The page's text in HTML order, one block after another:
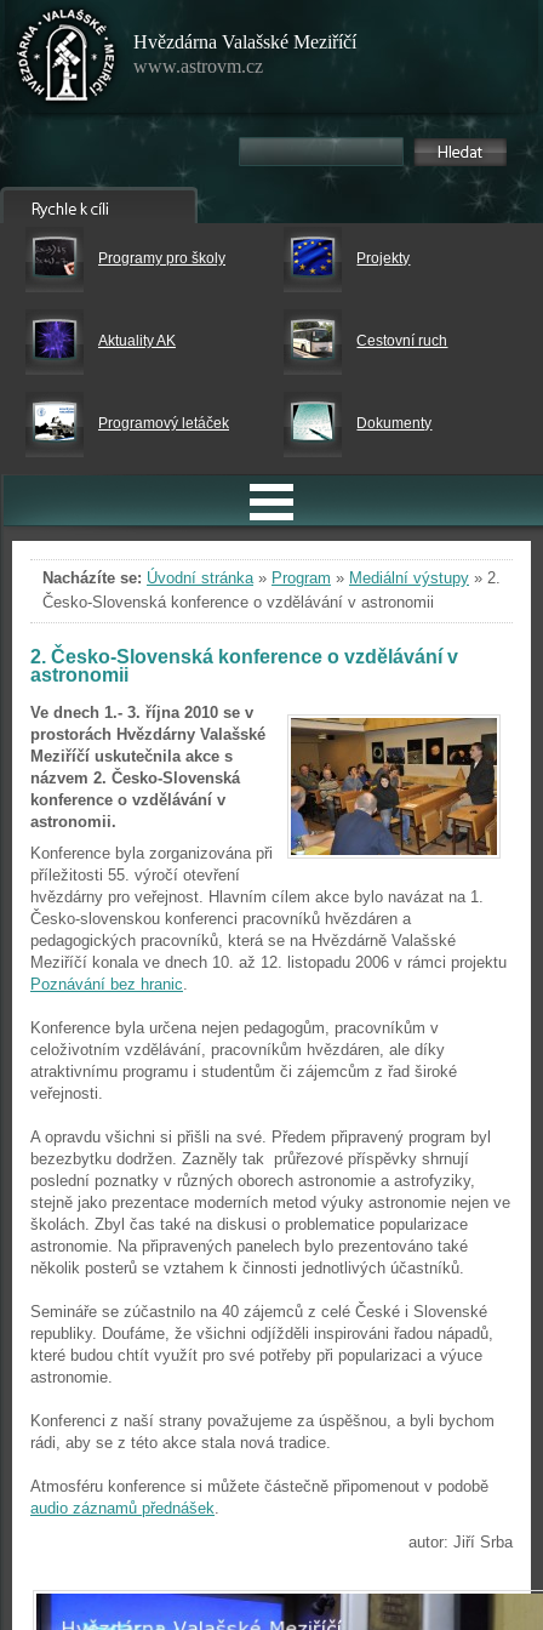
Hvězdárna Valašské Meziříčí
www.astrovm.cz
Programy pro školy Projekty
Aktuality AK Cestovní ruch
Programový letáček Dokumenty
Nacházíte se: Úvodní stránka» Program » Mediální výstupy » 2.
Česko-Slovenská konference o vzdělávání v astronomii
2. Česko-Slovenská konference o vzdělávání v
astronomii
Ve dnech 1.- 3. října 2010 se v
prostorách Hvězdárny Valašské
Meziříčí uskutečnila akce s
názvem 2. Česko-Slovenská
konference o vzdělávání v
astronomii.
Konference byla zorganizována při
příležitosti 55. výročí otevření
hvězdárny pro veřejnost. Hlavním cílem akce bylo navázat na 1.
Česko-slovenskou konferenci pracovníků hvězdáren a
pedagogických pracovníků, která se na Hvězdárně Valašské
Meziříčí konala ve dnech 10. až 12. listopadu 2006 v rámci projektu
Poznávání bez hranic.
Konference byla určena nejen pedagogům, pracovníkům v
celoživotním vzdělávání, pracovníkům hvězdáren, ale díky
atraktivnímu programu i studentům či zájemcům z řad široké
veřejnosti.
A opravdu všichni si přišli na své. Předem připravený program byl
bezezbytku dodržen. Zazněly tak průřezové příspěvky shrnují
poslední poznatky v různých oborech astronomie a astrofyziky,
stejně jako prezentace moderních metod výuky astronomie nejen ve
školách. Zbyl čas také na diskusi o problematice popularizace
astronomie. Na připravených panelech bylo prezentováno také
několik posterů se vztahem k činnosti jednotlivých účastníků.
Semináře se zúčastnilo na 40 zájemců z celé České i Slovenské
republiky. Doufáme, že všichni odjížděli inspirováni řadou nápadů,
které budou chtít využít pro své potřeby při popularizaci a výuce
astronomie.
Konferenci z naší strany považujeme za úspěšnou, a byli bychom
rádi, aby se z této akce stala nová tradice.
Atmosféru konference si můžete částečně připomenout v podobě
audio záznamů přednášek.
autor: Jiří Srba